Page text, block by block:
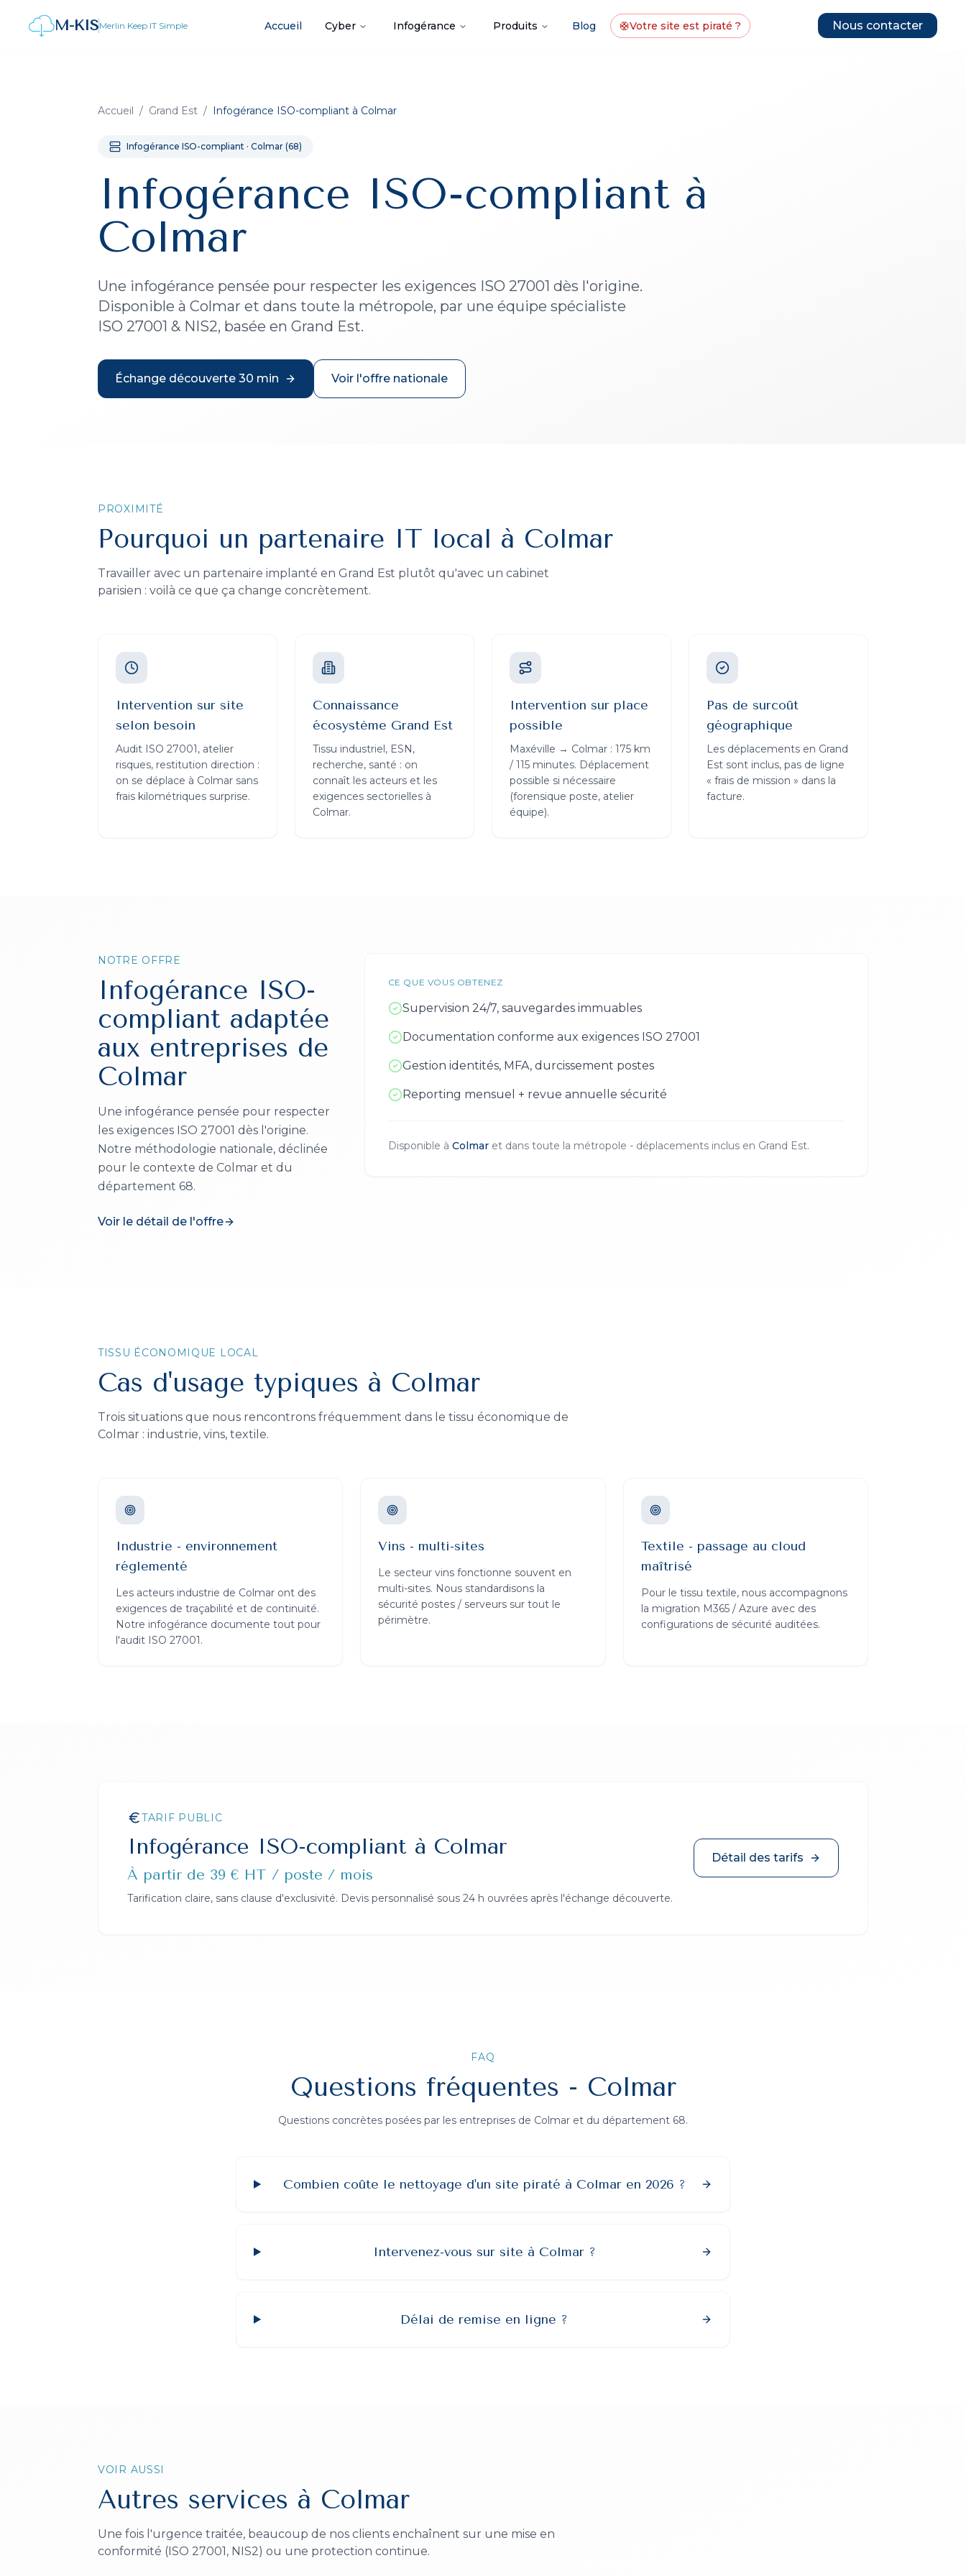
M-KISMerlin Keep IT Simple Accueil Cyber Infogérance Produits Blog 🛟Votre site est piraté ? Nous contacter
Accueil / Grand Est / Infogérance ISO-compliant à Colmar
Infogérance ISO-compliant · Colmar (68)
Infogérance ISO-compliant à
Colmar
Une infogérance pensée pour respecter les exigences ISO 27001 dès l'origine.
Disponible à Colmar et dans toute la métropole, par une équipe spécialiste
ISO 27001 & NIS2, basée en Grand Est.
Échange découverte 30 min Voir l'offre nationale
PROXIMITÉ
Pourquoi un partenaire IT local à Colmar
Travailler avec un partenaire implanté en Grand Est plutôt qu'avec un cabinet
parisien : voilà ce que ça change concrètement.
Intervention sur site
selon besoin
Audit ISO 27001, atelier
risques, restitution direction :
on se déplace à Colmar sans
frais kilométriques surprise.
Connaissance
écosystème Grand Est
Tissu industriel, ESN,
recherche, santé : on
connaît les acteurs et les
exigences sectorielles à
Colmar.
Intervention sur place
possible
Maxéville → Colmar : 175 km
/ 115 minutes. Déplacement
possible si nécessaire
(forensique poste, atelier
équipe).
Pas de surcoût
géographique
Les déplacements en Grand
Est sont inclus, pas de ligne
« frais de mission » dans la
facture.
NOTRE OFFRE
Infogérance ISO-
compliant adaptée
aux entreprises de
Colmar
Une infogérance pensée pour respecter
les exigences ISO 27001 dès l'origine.
Notre méthodologie nationale, déclinée
pour le contexte de Colmar et du
département 68.
Voir le détail de l'offre
CE QUE VOUS OBTENEZ
Supervision 24/7, sauvegardes immuables
Documentation conforme aux exigences ISO 27001
Gestion identités, MFA, durcissement postes
Reporting mensuel + revue annuelle sécurité
Disponible à Colmaret dans toute la métropole - déplacements inclus en Grand Est.
TISSU ÉCONOMIQUE LOCAL
Cas d'usage typiques à Colmar
Trois situations que nous rencontrons fréquemment dans le tissu économique de
Colmar : industrie, vins, textile.
Industrie - environnement
réglementé
Les acteurs industrie de Colmar ont des
exigences de traçabilité et de continuité.
Notre infogérance documente tout pour
l'audit ISO 27001.
Vins - multi-sites
Le secteur vins fonctionne souvent en
multi-sites. Nous standardisons la
sécurité postes / serveurs sur tout le
périmètre.
Textile - passage au cloud
maîtrisé
Pour le tissu textile, nous accompagnons
la migration M365 / Azure avec des
configurations de sécurité auditées.
TARIF PUBLIC
Infogérance ISO-compliant à Colmar
À partir de 39 € HT / poste / mois
Tarification claire, sans clause d'exclusivité. Devis personnalisé sous 24 h ouvrées après l'échange découverte.
Détail des tarifs
FAQ
Questions fréquentes - Colmar
Questions concrètes posées par les entreprises de Colmar et du département 68.
Combien coûte le nettoyage d'un site piraté à Colmar en 2026 ?
Intervenez-vous sur site à Colmar ?
Délai de remise en ligne ?
VOIR AUSSI
Autres services à Colmar
Une fois l'urgence traitée, beaucoup de nos clients enchaînent sur une mise en
conformité (ISO 27001, NIS2) ou une protection continue.